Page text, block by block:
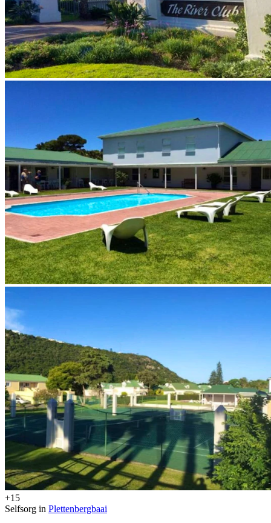
+15
Selfsorg in Plettenbergbaai